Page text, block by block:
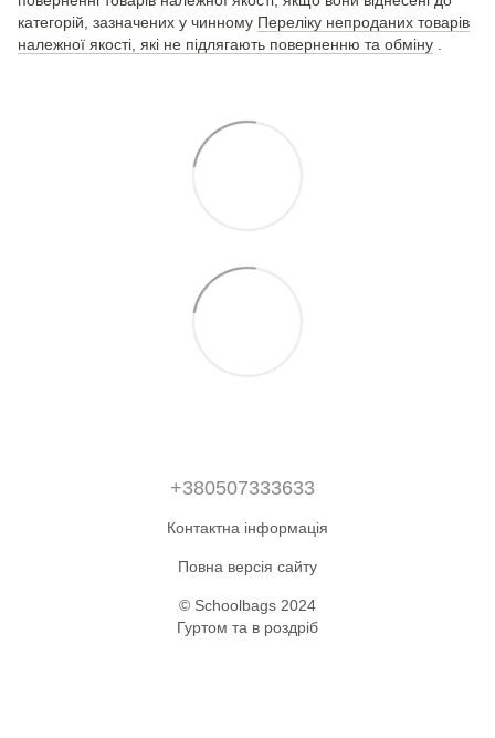
категорій, зазначених у чинному Переліку непроданих товарів
належної якості, які не підлягають поверненню та обміну
+380507333633
Контактна інформація
Повна версія сайту
© Schoolbags 2024
Гуртом та в роздріб